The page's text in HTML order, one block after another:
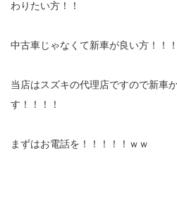
わりたい方！！
中古車じゃなくて新車が良い方！！！
当店はスズキの代理店ですので新車
す！！！！
まずはお電話を！！！！！ｗｗ